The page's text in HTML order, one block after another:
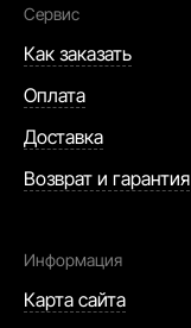
Сервис
Как заказать
Оплата
Доставка
Возврат и гарантия
Информация
Карта сайта